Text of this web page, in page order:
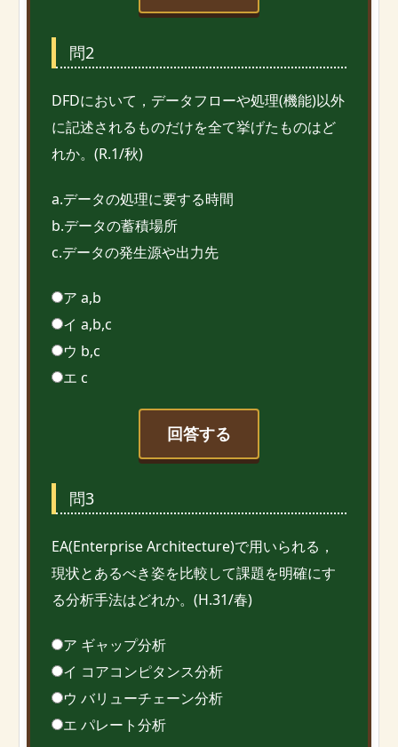
問2
DFDにおいて，データフローや処理(機能)以外
に記述されるものだけを全て挙げたものはど
れか。(R.1/秋)
a.データの処理に要する時間
b.データの蓄積場所
c.データの発生源や出力先
ア a,b
イ a,b,c
ウ b,c
エ c
回答する
問3
EA(Enterprise Architecture)で用いられる，
現状とあるべき姿を比較して課題を明確にす
る分析手法はどれか。(H.31/春)
ア ギャップ分析
イ コアコンピタンス分析
ウ バリューチェーン分析
エ パレート分析